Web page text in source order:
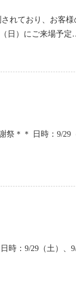
れており、お客
日）にご来場予
＊＊ 日時：9/29
時：9/29（土）、